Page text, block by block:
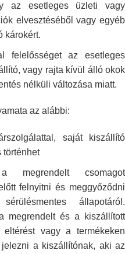
az esetlegesüzleti vagy
elvesztéséből vagy egyéb
károkért.
felelősséget az esetleges
vagy rajta kívül álló okok
nélküli változása miatt.
az alábbi:
saját kiszállító
történhet
megrendelt csomagot
felnyitni és meggyőződni
állapotáról.
megrendelt és a kiszállított
eltérést vagy a termékeken
a kiszállítónak, aki az